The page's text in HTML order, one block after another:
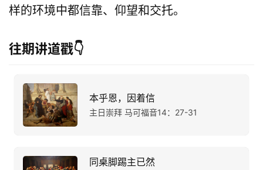
样的环境中都信靠、仰望和交托。
往期讲道戳👇
本乎恩，因着信
主日崇拜 马可福音14：27-31
同桌脚踢主已然